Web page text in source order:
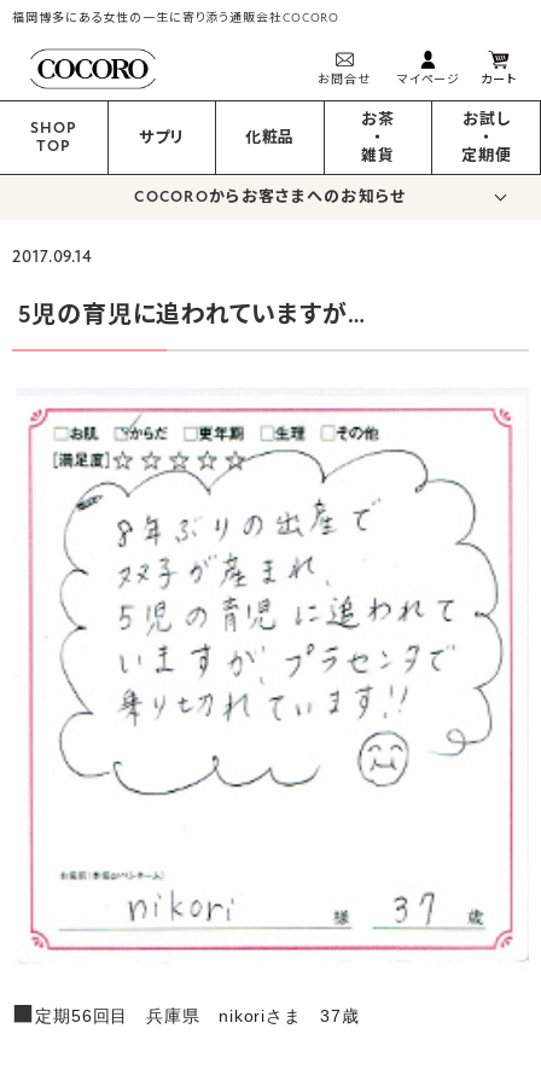
福岡博多にある女性の一生に寄り添う通販会社COCORO
お問合せ マイページ カート
SHOP
TOP
サプリ 化粧品
お茶
・
雑貨
お試し
・
定期便
COCOROからお客さまへのお知らせ
2017.09.14
5児の育児に追われていますが…
■定期56回目 兵庫県 nikoriさま 37歳